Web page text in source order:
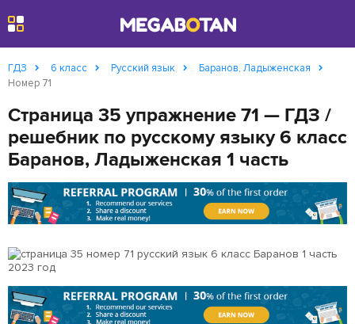
ГДЗ 6 класс Русский язык
Баранов, Ладыженская
Номер 71
Страница 35 упражнение 71 — ГДЗ /
решебник по русскому языку 6 класс
Баранов, Ладыженская 1 часть